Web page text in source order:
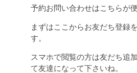
予約お問い合わせはこちらが便
まずはここからお友だち登録
す。
スマホで閲覧の方は友だち追
て友達になって下さいね。